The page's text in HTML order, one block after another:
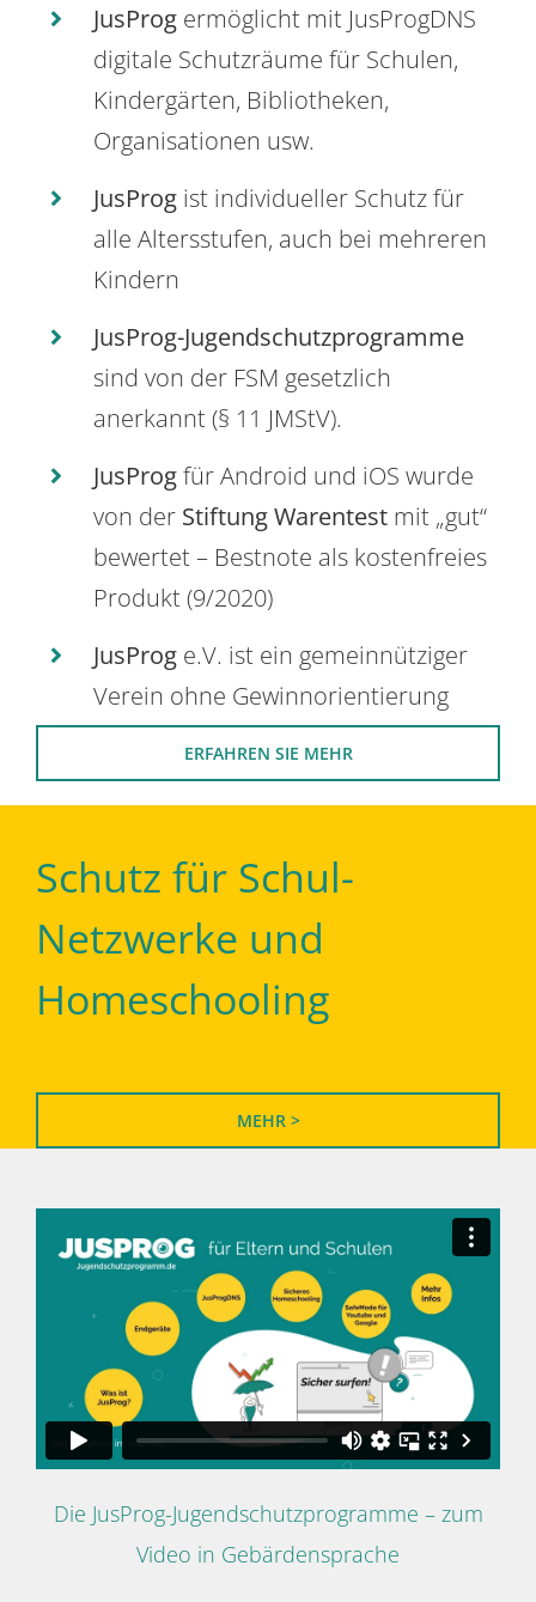
JusProg ermöglicht mit JusProgDNS
digitale Schutzräume für Schulen,
Kindergärten, Bibliotheken,
Organisationen usw.
JusProg ist individueller Schutz für
alle Altersstufen, auch bei mehreren
Kindern
JusProg-Jugendschutzprogramme
sind von der FSM gesetzlich
anerkannt (§ 11 JMStV).
JusProgfür Android und iOS wurde
von der Stiftung Warentest mit „gut“
bewertet – Bestnote als kostenfreies
Produkt (9/2020)
JusProg e.V. ist ein gemeinnütziger
Verein ohne Gewinnorientierung
ERFAHREN SIE MEHR
Schutz für Schul-
Netzwerke und
Homeschooling
MEHR >
Die JusProg-Jugendschutzprogramme – zum
Video in Gebärdensprache